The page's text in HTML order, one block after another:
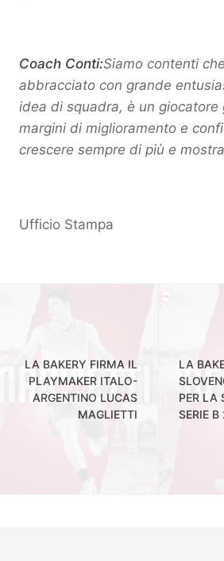
Coach Conti:Siamo contenti
abbracciato con grande
idea di squadra, è un giocatore
margini di miglioramento e
crescere sempre di più e
Ufficio Stampa
LA BAKERY FIRMA IL
PLAYMAKER ITALO-
ARGENTINO LUCAS
MAGLIETTI
LA
PER LA
SERIE